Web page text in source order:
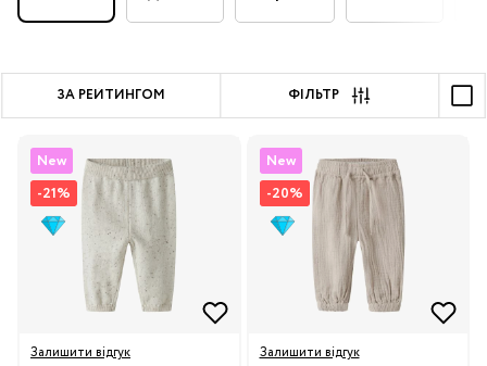
ЗА РЕЙТИНГОМ ФІЛЬТР
New
-21%
Залишити відгук
New
-20%
Залишити відгук